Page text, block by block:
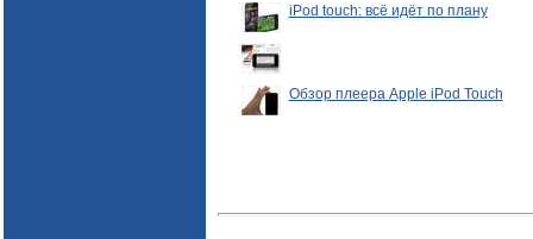
iPod touch: всё идёт по плану
Обзор плеера Apple iPod Touch